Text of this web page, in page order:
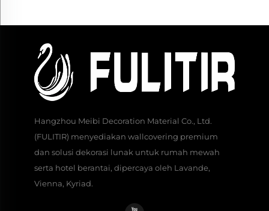
Hangzhou Meibi Decoration Material Co., Ltd.
(FULITIR) menyediakan wallcovering premium
dan solusi dekorasi lunak untuk rumah mewah
serta hotel berantai, dipercaya oleh Lavande,
Vienna, Kyriad.